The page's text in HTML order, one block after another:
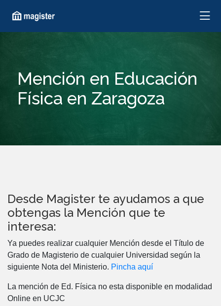
Mención en Educación
Física en Zaragoza
Desde Magister te ayudamos a que
obtengas la Mención que te
interesa:
Ya puedes realizar cualquier Mención desde el Título de
Grado de Magisterio de cualquier Universidad según la
siguiente Nota del Ministerio. Pincha aquí
La mención de Ed. Física no esta disponible en modalidad
Online en UCJC